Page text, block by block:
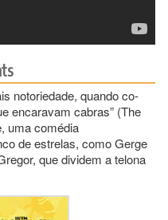
notoriedade, quando co-
encaravam cabras” (The
uma comédia
de estrelas, como Gerge
que dividem a telona